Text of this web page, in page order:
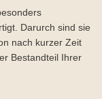
Darurch sind sie
nach kurzer Zeit
Bestandteil Ihrer